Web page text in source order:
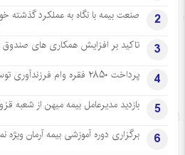
2 صنعت بیمه با نگاه به عملکرد گذشته
3 تاکید بر افزایش همکاری های صندوق
4 پرداخت ۲۸۵۰ فقره وام فرزندآوری توسط موسسه اعتباری ملل
5 بازدید مدیرعامل بیمه میهن از شعبه
6 برگزاری دوره آموزشی بیمه آرمان ویژه